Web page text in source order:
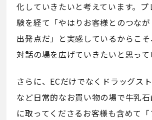
化していきたいと考えています。プ
験を経て「やはりお客様とのつな
出発点だ」と実感しているからこそ
対話の場を広げていきたいと思って
さらに、ECだけでなくドラッグス
など日常的なお買い物の場で牛乳
に取ってくださるお客様も含めて